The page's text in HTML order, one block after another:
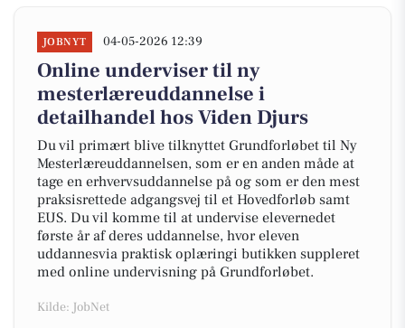
JOBNYT 04-05-2026 12:39
Online underviser til ny
mesterlæreuddannelse i
detailhandel hos Viden Djurs
Du vil primært blive tilknyttet Grundforløbet til Ny
Mesterlæreuddannelsen, som er en anden måde at
tage en erhvervsuddannelse på og som er den mest
praksisrettede adgangsvej til et Hovedforløb samt
EUS. Du vil komme til at undervise elevernedet
første år af deres uddannelse, hvor eleven
uddannesvia praktisk oplæringi butikken suppleret
med online undervisning på Grundforløbet.
Kilde: JobNet